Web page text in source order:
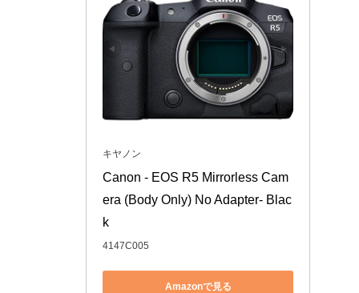
キヤノン
Canon - EOS R5 Mirrorless Cam
era (Body Only) No Adapter- Blac
k
4147C005
Amazonで見る